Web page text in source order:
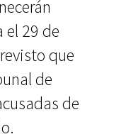
el 29 de
que
de
de